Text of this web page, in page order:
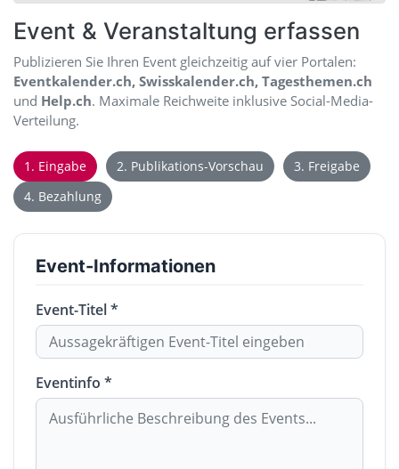
Event & Veranstaltung erfassen
Publizieren Sie Ihren Event gleichzeitig auf vier Portalen:
Eventkalender.ch, Swisskalender.ch, Tagesthemen.ch
und Help.ch. Maximale Reichweite inklusive Social-Media-
Verteilung.
1. Eingabe 2. Publikations-Vorschau
3. Freigabe
4. Bezahlung
Event-Informationen
Event-Titel *
Eventinfo *